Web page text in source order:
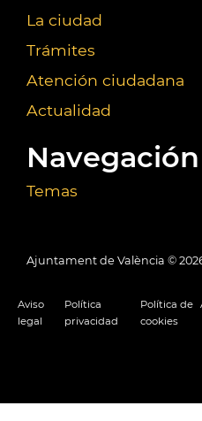
La ciudad
Trámites
Atención ciudadana
Actualidad
Temas
Ajuntament de València ©
Aviso
legal
Política
privacidad
Política de
cookies